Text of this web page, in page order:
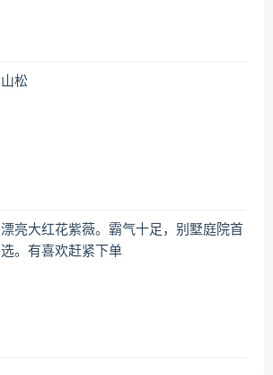
山松
漂亮大红花紫薇。霸气十足，别墅庭院首
选。有喜欢赶紧下单